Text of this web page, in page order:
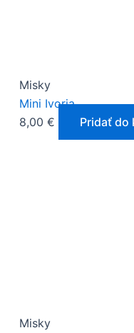
Misky
Mini Ivoria
8,00 € Pridať do
Misky